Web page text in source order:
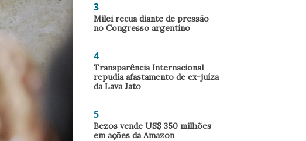
3
Milei recua diante de pressão
no Congresso argentino
4
Transparência Internacional
repudia afastamento de ex-juíza
da Lava Jato
5
Bezos vende US$ 350 milhões
em ações da Amazon